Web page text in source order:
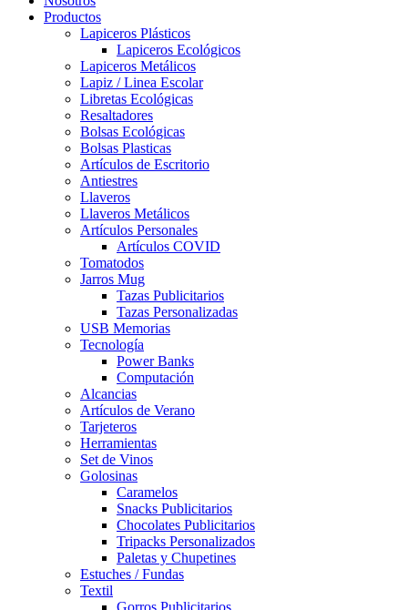
Productos
Lapiceros Plásticos
Lapiceros Ecológicos
Lapiceros Metálicos
Lapiz / Linea Escolar
Libretas Ecológicas
Resaltadores
Bolsas Ecológicas
Bolsas Plasticas
Artículos de Escritorio
Antiestres
Llaveros
Llaveros Metálicos
Artículos Personales
Artículos COVID
Tomatodos
Jarros Mug
Tazas Publicitarios
Tazas Personalizadas
USB Memorias
Tecnología
Power Banks
Computación
Alcancias
Artículos de Verano
Tarjeteros
Herramientas
Set de Vinos
Golosinas
Caramelos
Snacks Publicitarios
Chocolates Publicitarios
Tripacks Personalizados
Paletas y Chupetines
Estuches / Fundas
Textil
Gorros Publicitarios